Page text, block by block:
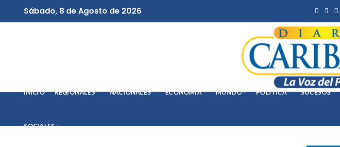
Sábado, 8 de Agosto de 2026
INICIO REGIONALES NACIONALES ECONOMÍA MUNDO POLÍTICA SUCESOS
SOCIALES